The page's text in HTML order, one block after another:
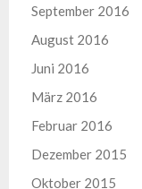
September 2016
August 2016
Juni 2016
März 2016
Februar 2016
Dezember 2015
Oktober 2015